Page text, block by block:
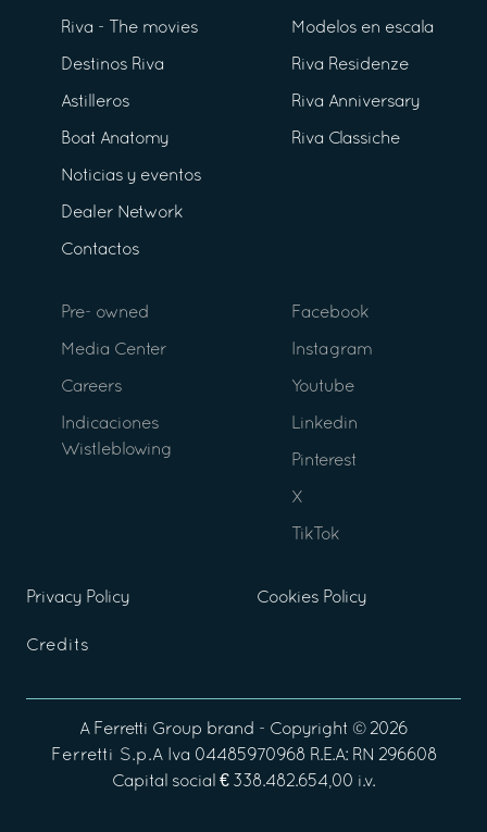
Riva - The movies
Destinos Riva
Astilleros
Boat Anatomy
Noticias y eventos
Dealer Network
Contactos
Modelos en escala
Riva Residenze
Riva Anniversary
Riva Classiche
Pre- owned
Media Center
Careers
Indicaciones
Wistleblowing
Facebook
Instagram
Youtube
Linkedin
Pinterest
X
TikTok
Privacy Policy Cookies Policy
Credits
A Ferretti Group brand - Copyright © 2026
Ferretti S.p.AIva 04485970968 R.E.A: RN 296608
Capital social € 338.482.654,00 i.v.